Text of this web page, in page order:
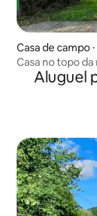
Casa de campo
Casa no topo
Aluguel